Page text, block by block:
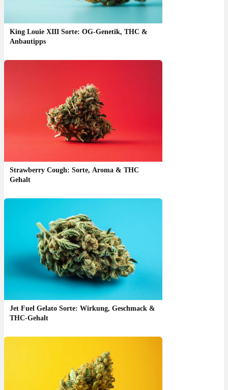
King Louie XIII Sorte: OG-Genetik, THC &
Anbautipps
Strawberry Cough: Sorte, Aroma & THC
Gehalt
Jet Fuel Gelato Sorte: Wirkung, Geschmack &
THC-Gehalt